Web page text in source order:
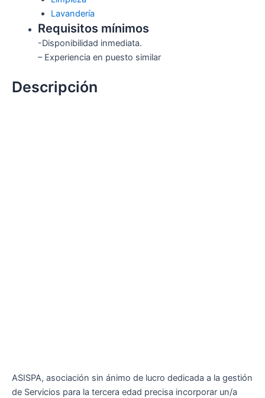
Lavandería
Requisitos mínimos
-Disponibilidad inmediata.
– Experiencia en puesto similar
Descripción
ASISPA, asociación sin ánimo de lucro dedicada a la gestión
de Servicios para la tercera edad precisa incorporar un/a